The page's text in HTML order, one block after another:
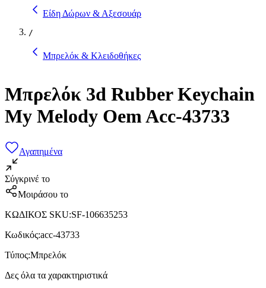
Είδη Δώρων & Αξεσουάρ
/
Μπρελόκ & Κλειδοθήκες
Μπρελόκ 3d Rubber Keychain
My Melody Oem Acc-43733
Αγαπημένα
Σύγκρινέ το
Μοιράσου το
ΚΩΔΙΚΟΣ SKU:SF-106635253
Κωδικός:acc-43733
Τύπος:Μπρελόκ
Δες όλα τα χαρακτηριστικά